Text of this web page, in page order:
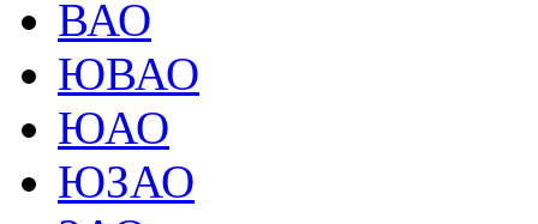
ВАО
ЮВАО
ЮАО
ЮЗАО